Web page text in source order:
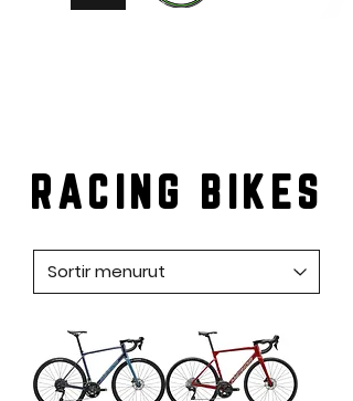
RACING BIKES